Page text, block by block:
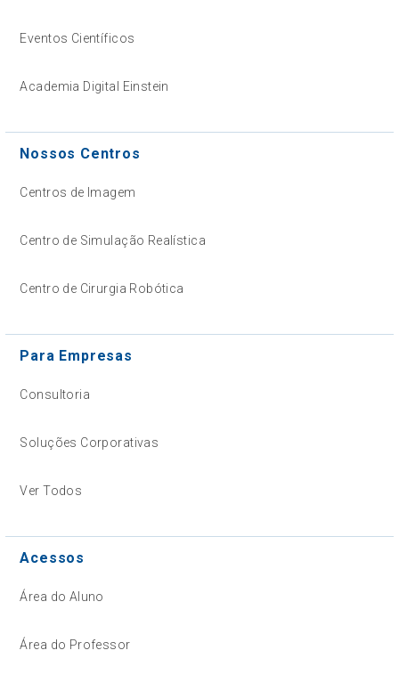
Eventos Científicos
Academia Digital Einstein
Nossos Centros
Centros de Imagem
Centro de Simulação Realística
Centro de Cirurgia Robótica
Para Empresas
Consultoria
Soluções Corporativas
Ver Todos
Acessos
Área do Aluno
Área do Professor